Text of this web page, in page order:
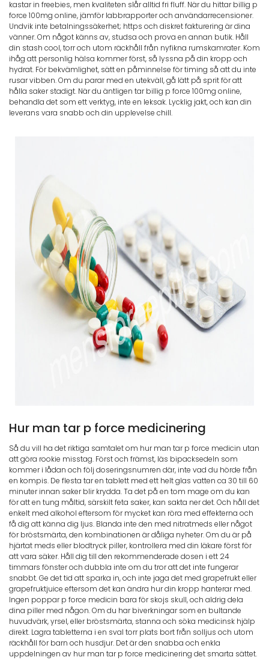
kastar in freebies, men kvaliteten slår alltid fri fluff. När du hittar billig p
force 100mg online, jämför labbrapporter och användarrecensioner.
Undvik inte betalningssäkerhet; https och diskret fakturering är dina
vänner. Om något känns av, studsa och prova en annan butik. Håll
din stash cool, torr och utom räckhåll från nyfikna rumskamrater. Kom
ihåg att personlig hälsa kommer först, så lyssna på din kropp och
hydrat. För bekvämlighet, sätt en påminnelse för timing så att du inte
rusar vibben. Om du parar med en utekväll, gå lätt på sprit för att
hålla saker stadigt. När du äntligen tar billig p force 100mg online,
behandla det som ett verktyg, inte en leksak. Lycklig jakt, och kan din
leverans vara snabb och din upplevelse chill.
Hur man tar p force medicinering
Så du vill ha det riktiga samtalet om hur man tar p force medicin utan
att göra rookie misstag. Först och främst, läs bipacksedeln som
kommer i lådan och följ doseringsnumren där, inte vad du hörde från
en kompis. De flesta tar en tablett med ett helt glas vatten ca 30 till 60
minuter innan saker blir krydda. Ta det på en tom mage om du kan
för att en tung måltid, särskilt feta saker, kan sakta ner det. Och håll det
enkelt med alkohol eftersom för mycket kan röra med effekterna och
få dig att känna dig ljus. Blanda inte den med nitratmeds eller något
för bröstsmärta, den kombinationen är dåliga nyheter. Om du är på
hjärtat meds eller blodtryck piller, kontrollera med din läkare först för
att vara säker. Håll dig till den rekommenderade dosen i ett 24
timmars fönster och dubbla inte om du tror att det inte fungerar
snabbt. Ge det tid att sparka in, och inte jaga det med grapefrukt eller
grapefruktjuice eftersom det kan ändra hur din kropp hanterar med.
Ingen poppar p force medicin bara för skojs skull, och aldrig dela
dina piller med någon. Om du har biverkningar som en bultande
huvudvärk, yrsel, eller bröstsmärta, stanna och söka medicinsk hjälp
direkt. Lagra tabletterna i en sval torr plats bort från solljus och utom
räckhåll för barn och husdjur. Det är den snabba och enkla
uppdelningen av hur man tar p force medicinering det smarta sättet.